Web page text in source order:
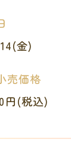
金)
売価格
円(税込)